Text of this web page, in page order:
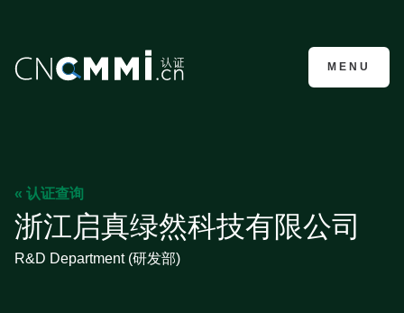
CMMI认证咨询
MENU
« 认证查询
浙江启真绿然科技有限公司
R&D Department (研发部)